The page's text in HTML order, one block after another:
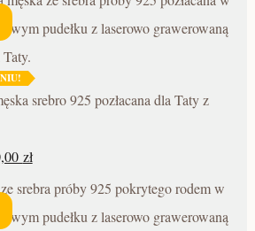
srebro 925 pozłacana dla Taty z
zł